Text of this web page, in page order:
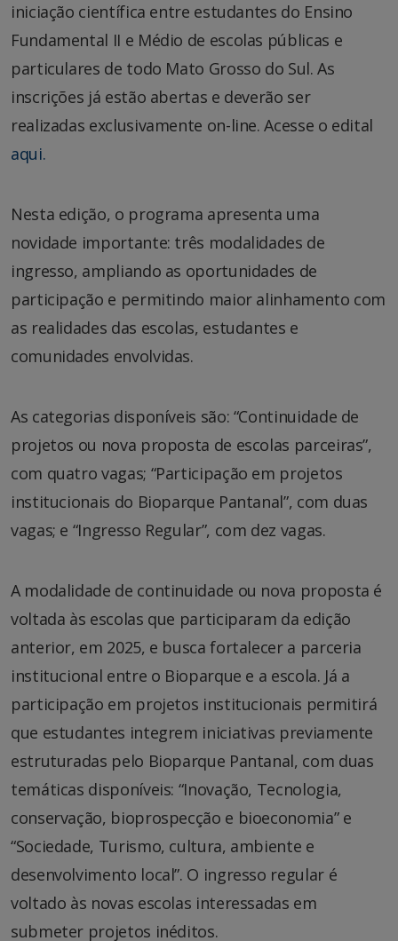
iniciação científica entre estudantes do Ensino
Fundamental II e Médio de escolas públicas e
particulares de todo Mato Grosso do Sul. As
inscrições já estão abertas e deverão ser
realizadas exclusivamente on-line. Acesse o edital
aqui.
Nesta edição, o programa apresenta uma
novidade importante: três modalidades de
ingresso, ampliando as oportunidades de
participação e permitindo maior alinhamento com
as realidades das escolas, estudantes e
comunidades envolvidas.
As categorias disponíveis são: “Continuidade de
projetos ou nova proposta de escolas parceiras”,
com quatro vagas; “Participação em projetos
institucionais do Bioparque Pantanal”, com duas
vagas; e “Ingresso Regular”, com dez vagas.
A modalidade de continuidade ou nova proposta é
voltada às escolas que participaram da edição
anterior, em 2025, e busca fortalecer a parceria
institucional entre o Bioparque e a escola. Já a
participação em projetos institucionais permitirá
que estudantes integrem iniciativas previamente
estruturadas pelo Bioparque Pantanal, com duas
temáticas disponíveis: “Inovação, Tecnologia,
conservação, bioprospecção e bioeconomia” e
“Sociedade, Turismo, cultura, ambiente e
desenvolvimento local”. O ingresso regular é
voltado às novas escolas interessadas em
submeter projetos inéditos.